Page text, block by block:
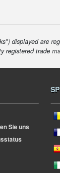
displayed are
trade
Sie uns